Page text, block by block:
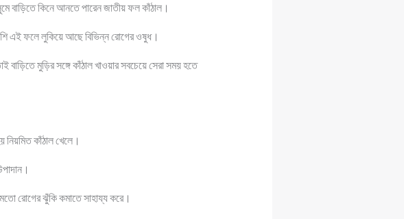
বাড়িতে কিনে আনতে পারেন জাতীয় ফল কাঁঠাল।
এই ফলে লুকিয়ে আছে বিভিন্ন রোগের ওষুধ।
মুড়ির সঙ্গে কাঁঠাল খাওয়ার সবচেয়ে সেরা সময় হতে
কাঁঠাল খেলে।
রোগের ঝুঁকি কমাতে সাহায্য করে।